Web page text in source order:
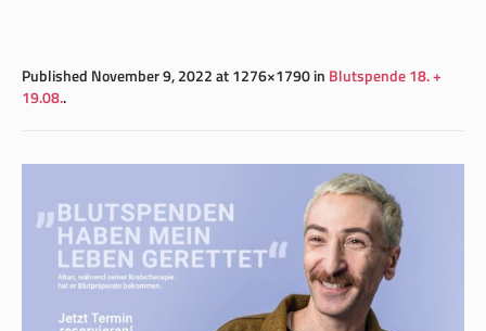
Published November 9, 2022at 1276×1790 in Blutspende 18. +
19.08..